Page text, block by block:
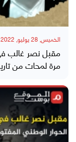
الخميس, 28 يوليو, 2022
مرة لمحات من